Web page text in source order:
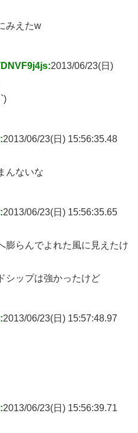
みえたw
2013/06/23(日)
2013/06/23(日) 15:56:35.48
んないな
2013/06/23(日) 15:56:35.65
膨らんでよれた風に見えたけ
シップは強かったけど
2013/06/23(日) 15:57:48.97
2013/06/23(日) 15:56:39.71